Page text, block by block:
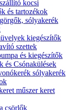
kocsi
és tartozékok
sólyakerék
kiegészítők
szettek
és kiegészítők
és Csónakülések
sólyakerék
műszer keret
csörlők